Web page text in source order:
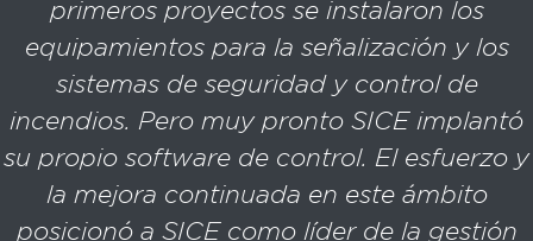
primeros proyectos se instalaron los
equipamientos para la señalización y los
sistemas de seguridad y control de
incendios. Pero muy pronto SICE implantó
su propio software de control. El esfuerzo y
la mejora continuada en este ámbito
posicionó a SICE como líder de la gestión